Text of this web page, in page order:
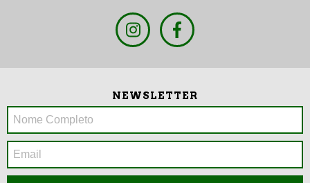
NEWSLETTER